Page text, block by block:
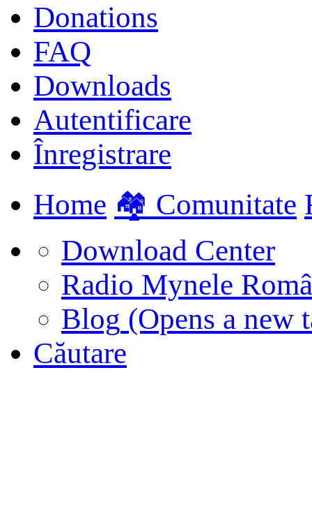
Donations
FAQ
Downloads
Autentificare
Înregistrare
Home 🏘️ Comunitate
Download Center
Radio Mynele
Blog (Opens a new
Căutare